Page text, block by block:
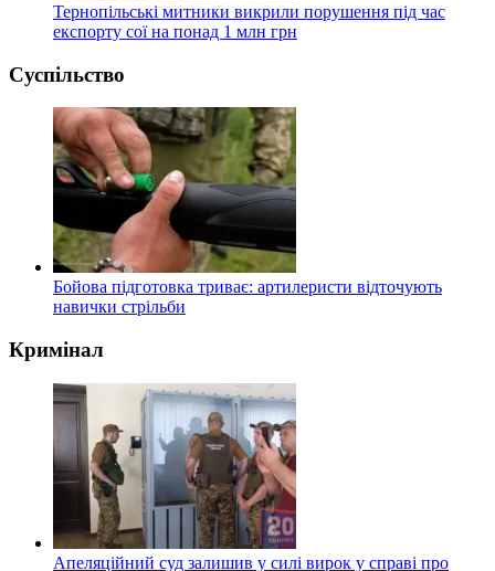
Тернопільські митники викрили порушення під час
експорту сої на понад 1 млн грн
Суспільство
Бойова підготовка триває: артилеристи відточують
навички стрільби
Кримінал
Апеляційний суд залишив у силі вирок у справі про